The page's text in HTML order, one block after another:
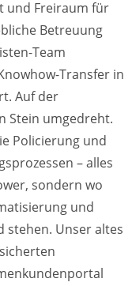
und Freiraum für
Betreuung
Team
Transfer in
Auf der
Stein umgedreht.
Policierung und
– alles
sondern wo
und
Unser altes